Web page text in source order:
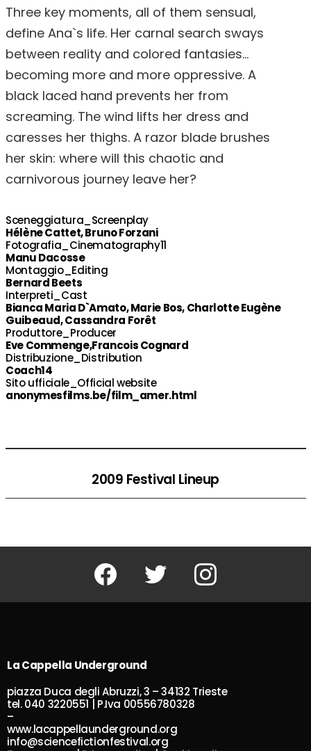
Three key moments, all of them sensual,
define Ana`s life. Her carnal search sways
between reality and colored fantasies…
becoming more and more oppressive. A
black laced hand prevents her from
screaming. The wind lifts her dress and
caresses her thighs. A razor blade brushes
her skin: where will this chaotic and
carnivorous journey leave her?
Sceneggiatura_Screenplay
Hélène Cattet, Bruno Forzani
Fotografia_Cinematography11
Manu Dacosse
Montaggio_Editing
Bernard Beets
Interpreti_Cast
Bianca Maria D`Amato, Marie Bos, Charlotte Eugène
Guibeaud, Cassandra Forêt
Produttore_Producer
Eve Commenge,Francois Cognard
Distribuzione_Distribution
Coach14
Sito ufficiale_Official website
anonymesfilms.be/film_amer.html
2009 Festival Lineup
Facebook Twitter Instagram
La Cappella Underground
piazza Duca degli Abruzzi, 3 – 34132 Trieste
tel. 040 3220551 | P.Iva 00556780328
–
www.lacappellaunderground.org
info@sciencefictionfestival.org